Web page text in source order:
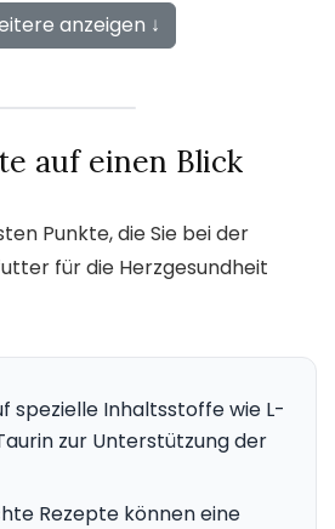
anzeigen ↓
auf einen Blick
Punkte, die Sie bei der
für die Herzgesundheit
spezielle Inhaltsstoffe wie L-
zur Unterstützung der
Rezepte können eine